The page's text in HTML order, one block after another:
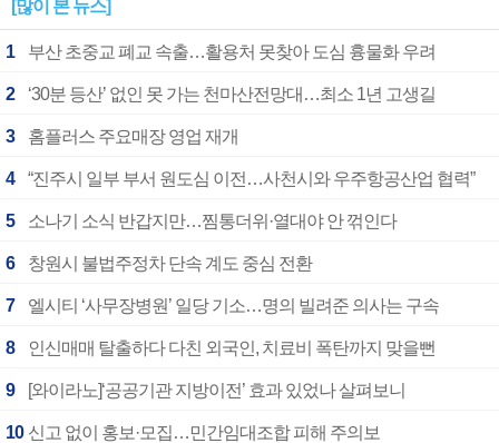
[많이 본 뉴스]
1 부산 초중교 폐교 속출…활용처 못찾아 도심 흉물화 우려
2 ‘30분 등산’ 없인 못 가는 천마산전망대…최소 1년 고생길
3 홈플러스 주요매장 영업 재개
4 “진주시 일부 부서 원도심 이전…사천시와 우주항공산업 협력”
5 소나기 소식 반갑지만…찜통더위·열대야 안 꺾인다
6 창원시 불법주정차 단속 계도 중심 전환
7 엘시티 ‘사무장병원’ 일당 기소…명의 빌려준 의사는 구속
8 인신매매 탈출하다 다친 외국인, 치료비 폭탄까지 맞을뻔
9 [와이라노]‘공공기관 지방이전’ 효과 있었나 살펴보니
10 신고 없이 홍보·모집…민간임대조합 피해 주의보